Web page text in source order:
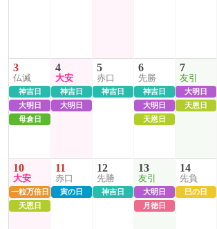
3
仏滅
神吉日
大明日
母倉日
4
大安
神吉日
大明日
5
赤口
神吉日
6
先勝
神吉日
大明日
天恩日
7
友引
大明日
天恩日
10
大安
一粒万倍日
天恩日
11
赤口
寅の日
12
先勝
神吉日
13
友引
大明日
月徳日
14
先負
巳の日